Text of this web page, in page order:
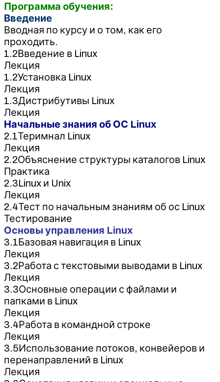
Программа обучения:
Введение
Вводная по курсу и о том, как его
проходить.
1.2Введение в Linux
Лекция
1.2Установка Linux
Лекция
1.3Дистрибутивы Linux
Лекция
Начальные знания об ОС Linux
2.1Теримнал Linux
Лекция
2.2Объяснение структуры каталогов Linux
Практика
2.3Linux и Unix
Лекция
2.4Тест по начальным знаниям об ос Linux
Тестирование
Основы управления Linux
3.1Базовая навигация в Linux
Лекция
3.2Работа с текстовыми выводами в Linux
Лекция
3.3Основные операции с файлами и
папками в Linux
Лекция
3.4Работа в командной строке
Лекция
3.5Использование потоков, конвейеров и
перенаправлений в Linux
Лекция